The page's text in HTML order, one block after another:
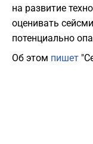
на развитие
оценивать
потенциально
Об этом пишет